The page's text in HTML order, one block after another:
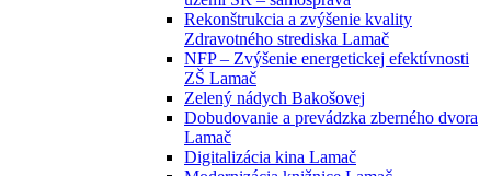
Rekonštrukcia a zvýšenie kvality
Zdravotného strediska Lamač
NFP – Zvýšenie energetickej efektívnosti
ZŠ Lamač
Zelený nádych Bakošovej
Dobudovanie a prevádzka zberného dvora
Lamač
Digitalizácia kina Lamač